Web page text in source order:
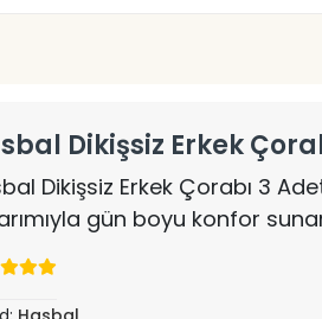
Dikişsiz Erkek
Dikişsiz Erkek Çorabı 3
gün boyu konfor